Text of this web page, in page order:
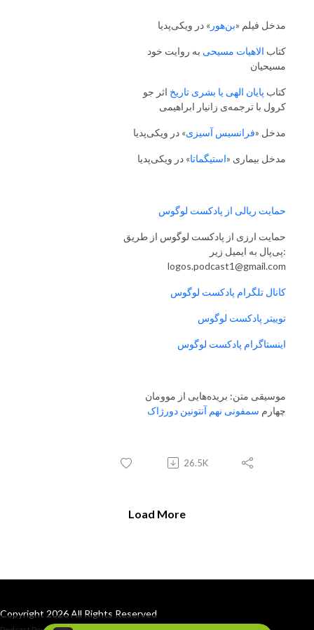
مدخل فیلم «بن‌هور » در ویکی‌پدیا
کتاب الاهیات مسیحی به روایت خود
مسیحیان
کتاب پایان الهی یا بشری تاریخ اثر جو
کرول با ترجمه‌ی زانیار ابراهیمی
مدخل «فرانسیس آسیزی» در ویکی‌پدیا
مدخل بیماری «استیگماتا» در ویکی‌پدیا
حمایت ریالی از پادکست لوگوس
حمایت ارزی از پادکست لوگوس از طریق
پی‌پال به ایمیل زیر:
logos.podcast1@gmail.com
کانال تلگرام پادکست لوگوس
توییتر پادکست لوگوس
اینستاگرام پادکست لوگوس
چهارم سمفونی نهم آنتونین دورژاک
26.5K
Load More
Copyright 2026 All Rights Reserved